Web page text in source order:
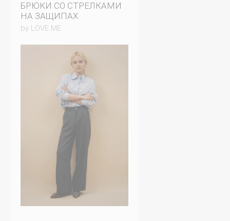
БРЮКИ СО СТРЕЛКАМИ
НА ЗАЩИПАХ
by LOVE ME